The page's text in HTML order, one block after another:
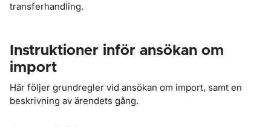
transferhandling.
Instruktioner inför ansökan om
import
Här följer grundregler vid ansökan om import, samt en
beskrivning av ärendets gång.